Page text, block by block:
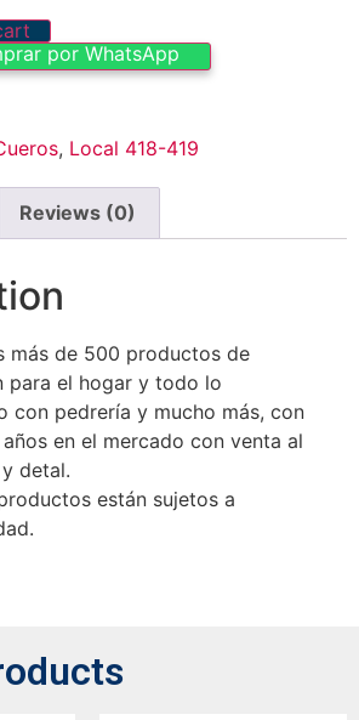
por WhatsApp
, Local 418-419
Reviews (0)
más de 500 productos de
para el hogar y todo lo
con pedrería y mucho más, con
en el mercado con venta al
detal.
están sujetos a